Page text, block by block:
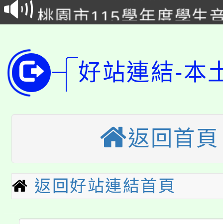
車」活動
桃園市115學年度學生
代理(課)教師甄選結果(
公告本校115學年度第
代理(課)教師甄選結果(
轉知中國文化大學推廣
《TA101》溝通分析基
程，歡迎學生輔導中心
心理、諮商輔導、社會
系所師生報名參加。
轉知苗栗縣政府辦理
縣市「校園短影音徵
門員」簡章及活動海報
踴躍報名參加。
桃園市115學年度學生
要點
「桃園市補助參觀特色
展演活動實施計畫」
115年度「教育部表揚
義教育推展貢獻獎」
好站連結-本
返回首頁
返回好站連結首頁